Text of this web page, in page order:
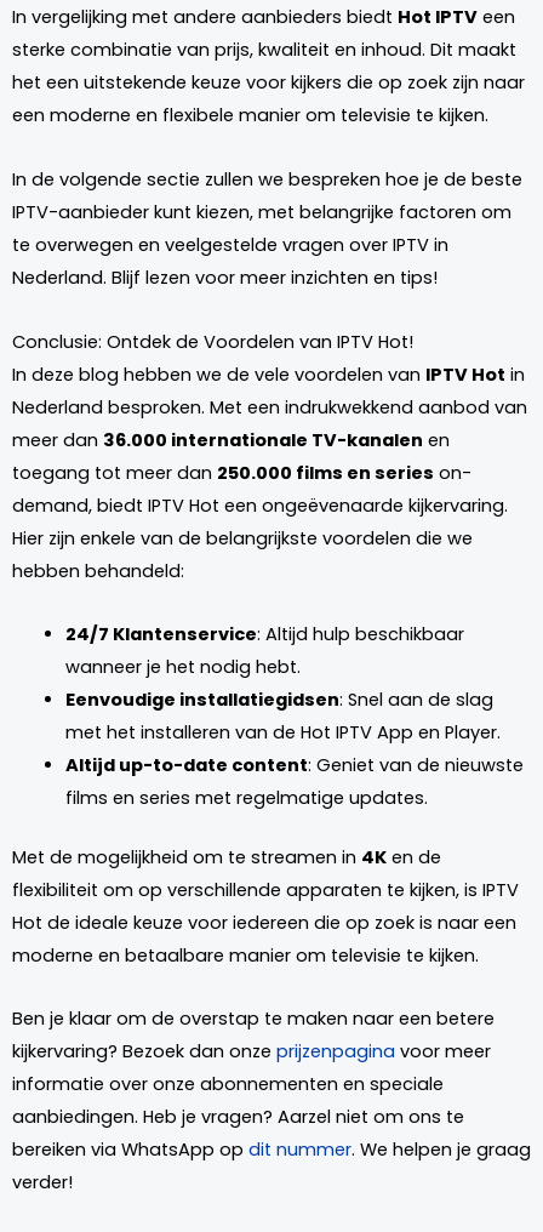
In vergelijking met andere aanbieders biedt Hot IPTV een
sterke combinatie van prijs, kwaliteit en inhoud. Dit maakt
het een uitstekende keuze voor kijkers die op zoek zijn naar
een moderne en flexibele manier om televisie te kijken.
In de volgende sectie zullen we bespreken hoe je de beste
IPTV-aanbieder kunt kiezen, met belangrijke factoren om
te overwegen en veelgestelde vragen over IPTV in
Nederland. Blijf lezen voor meer inzichten en tips!
Conclusie: Ontdek de Voordelen van IPTV Hot!
In deze blog hebben we de vele voordelen van IPTV Hot in
Nederland besproken. Met een indrukwekkend aanbod van
meer dan 36.000 internationale TV-kanalen en
toegang tot meer dan 250.000 films en series on-
demand, biedt IPTV Hot een ongeëvenaarde kijkervaring.
Hier zijn enkele van de belangrijkste voordelen die we
hebben behandeld:
24/7 Klantenservice: Altijd hulp beschikbaar
wanneer je het nodig hebt.
Eenvoudige installatiegidsen: Snel aan de slag
met het installeren van de Hot IPTV App en Player.
Altijd up-to-date content: Geniet van de nieuwste
films en series met regelmatige updates.
Met de mogelijkheid om te streamen in 4K en de
flexibiliteit om op verschillende apparaten te kijken, is IPTV
Hot de ideale keuze voor iedereen die op zoek is naar een
moderne en betaalbare manier om televisie te kijken.
Ben je klaar om de overstap te maken naar een betere
kijkervaring? Bezoek dan onze prijzenpagina voor meer
informatie over onze abonnementen en speciale
aanbiedingen. Heb je vragen? Aarzel niet om ons te
bereiken via WhatsApp op dit nummer. We helpen je graag
verder!